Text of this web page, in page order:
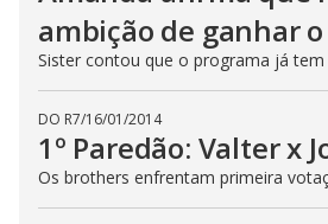
ambição de ganhar o
Sister contou que o programa já
DO R7/16/01/2014
1º Paredão: Valter x
Os brothers enfrentam primeira